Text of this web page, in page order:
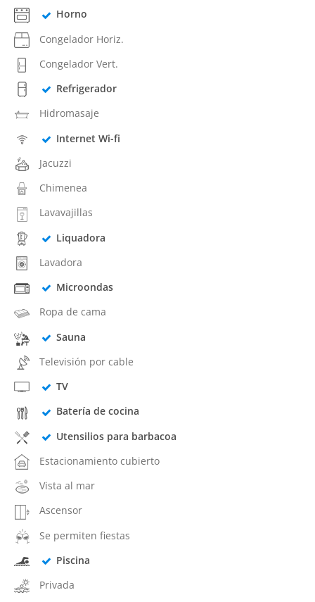
Horno
Congelador Horiz.
Congelador Vert.
Refrigerador
Hidromasaje
Internet Wi-fi
Jacuzzi
Chimenea
Lavavajillas
Liquadora
Lavadora
Microondas
Ropa de cama
Sauna
Televisión por cable
TV
Batería de cocina
Utensilios para barbacoa
Estacionamiento cubierto
Vista al mar
Ascensor
Se permiten fiestas
Piscina
Privada